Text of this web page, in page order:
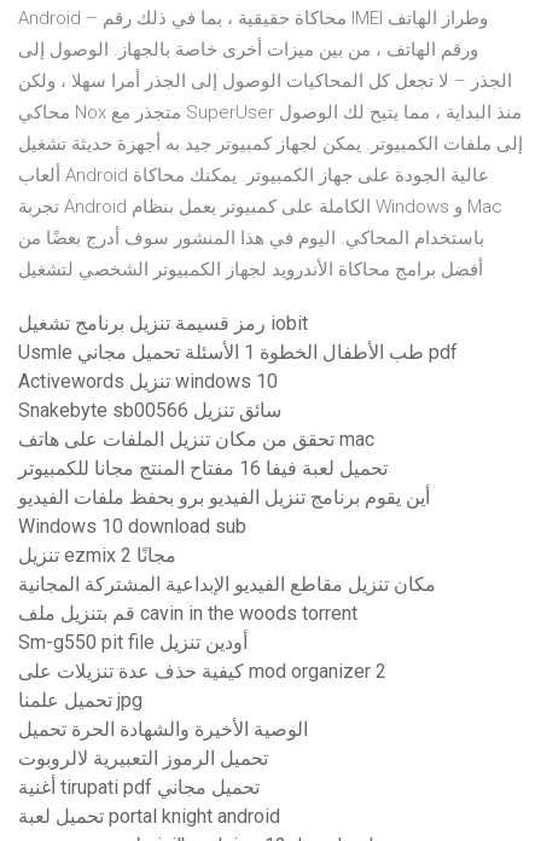
Android – محاكاة حقيقية ، بما في ذلك رقم IMEI وطراز الهاتف
ورقم الهاتف ، من بين ميزات أخرى خاصة بالجهاز. الوصول إلى
الجذر – لا تجعل كل المحاكيات الوصول إلى الجذر أمرا سهلا ، ولكن
محاكي Nox متجذر مع SuperUser منذ البداية ، مما يتيح لك الوصول
إلى ملفات الكمبيوتر. يمكن لجهاز كمبيوتر جيد به أجهزة حديثة تشغيل
ألعاب Android عالية الجودة على جهاز الكمبيوتر. يمكنك محاكاة
تجربة Android الكاملة على كمبيوتر يعمل بنظام Windows و Mac
باستخدام المحاكي. اليوم في هذا المنشور سوف أدرج بعضًا من
أفضل برامج محاكاة الأندرويد لجهاز الكمبيوتر الشخصي لتشغيل
رمز قسيمة تنزيل برنامج تشغيل iobit
Usmle طب الأطفال الخطوة 1 الأسئلة تحميل مجاني pdf
Activewords تنزيل windows 10
Snakebyte sb00566 سائق تنزيل
تحقق من مكان تنزيل الملفات على هاتف mac
تحميل لعبة فيفا 16 مفتاح المنتج مجانا للكمبيوتر
أين يقوم برنامج تنزيل الفيديو برو بحفظ ملفات الفيديو
Windows 10 download sub
تنزيل ezmix 2 مجانًا
مكان تنزيل مقاطع الفيديو الإبداعية المشتركة المجانية
قم بتنزيل ملف cavin in the woods torrent
Sm-g550 pit file أودين تنزيل
كيفية حذف عدة تنزيلات على mod organizer 2
تحميل علمنا jpg
الوصية الأخيرة والشهادة الحرة تحميل
تحميل الرموز التعبيرية لالروبوت
أغنية tirupati pdf تحميل مجاني
تحميل لعبة portal knight android